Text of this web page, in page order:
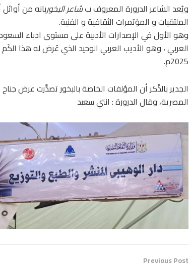
ويُعد الشاعر الدرورة المعروف بشاعر البخوربانه من
الملتقيات و المؤتمرات الثقافية و الفنية.
العربي ، وهو الأديب العربي الوحيد الذي عُرض له هذا
2025م.
الجدير بالذِّكر أن المؤلفات الخاصة بالبخور تصدَّرت عرض
المصرية، وقال الدرورة : انتي سعيد
Previous Post